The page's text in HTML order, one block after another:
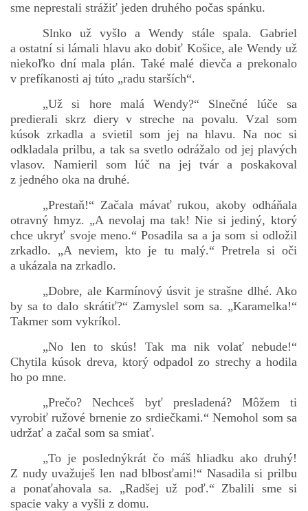
sme neprestali strážiť jeden druhého počas spánku.
Slnko už vyšlo a Wendy stále spala. Gabriel
a ostatní si lámali hlavu ako dobiť Košice, ale Wendy už
niekoľko dní mala plán. Také malé dievča a prekonalo
v prefíkanosti aj túto „radu starších“.
„Už si hore malá Wendy?“ Slnečné lúče sa
predierali skrz diery v streche na povalu. Vzal som
kúsok zrkadla a svietil som jej na hlavu. Na noc si
odkladala prilbu, a tak sa svetlo odrážalo od jej plavých
vlasov. Namieril som lúč na jej tvár a poskakoval
z jedného oka na druhé.
„Prestaň!“ Začala mávať rukou, akoby odháňala
otravný hmyz. „A nevolaj ma tak! Nie si jediný, ktorý
chce ukryť svoje meno.“ Posadila sa a ja som si odložil
zrkadlo. „A neviem, kto je tu malý.“ Pretrela si oči
a ukázala na zrkadlo.
„Dobre, ale Karmínový úsvit je strašne dlhé. Ako
by sa to dalo skrátiť?“ Zamyslel som sa. „Karamelka!“
Takmer som vykríkol.
„No len to skús! Tak ma nik volať nebude!“
Chytila kúsok dreva, ktorý odpadol zo strechy a hodila
ho po mne.
„Prečo? Nechceš byť presladená? Môžem ti
vyrobiť ružové brnenie zo srdiečkami.“ Nemohol som sa
udržať a začal som sa smiať.
„To je poslednýkrát čo máš hliadku ako druhý!
Z nudy uvažuješ len nad blbosťami!“ Nasadila si prilbu
a ponaťahovala sa. „Radšej už poď.“ Zbalili sme si
spacie vaky a vyšli z domu.